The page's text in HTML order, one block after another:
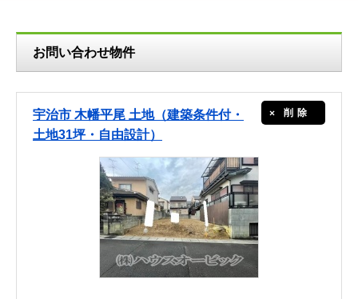
お問い合わせ物件
宇治市 木幡平尾 土地（建築条件付・
土地31坪・自由設計）
削除